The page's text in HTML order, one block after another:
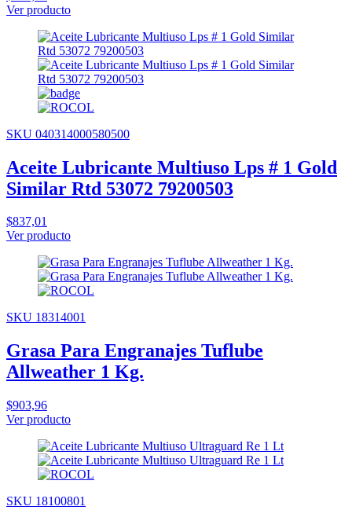
Ver producto
SKU 040314000580500
Aceite Lubricante Multiuso Lps # 1 Gold
Similar Rtd 53072 79200503
$837,01
Ver producto
SKU 18314001
Grasa Para Engranajes Tuflube
Allweather 1 Kg.
$903,96
Ver producto
SKU 18100801